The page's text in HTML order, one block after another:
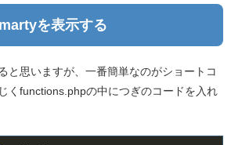
を表示する
と思いますが、一番簡単なのがショートコ
くfunctions.phpの中につぎのコードを入れ